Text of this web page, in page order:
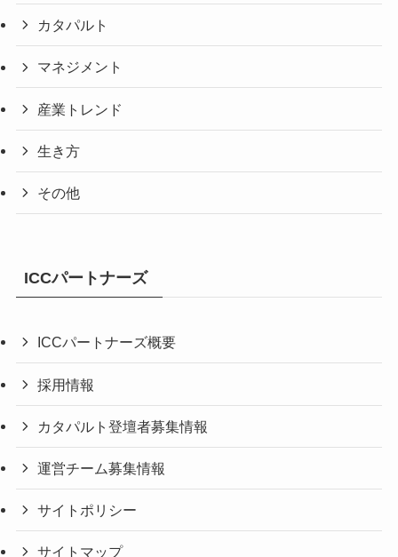
カタパルト
マネジメント
産業トレンド
生き方
その他
ICCパートナーズ
ICCパートナーズ概要
採用情報
カタパルト登壇者募集情報
運営チーム募集情報
サイトポリシー
サイトマップ